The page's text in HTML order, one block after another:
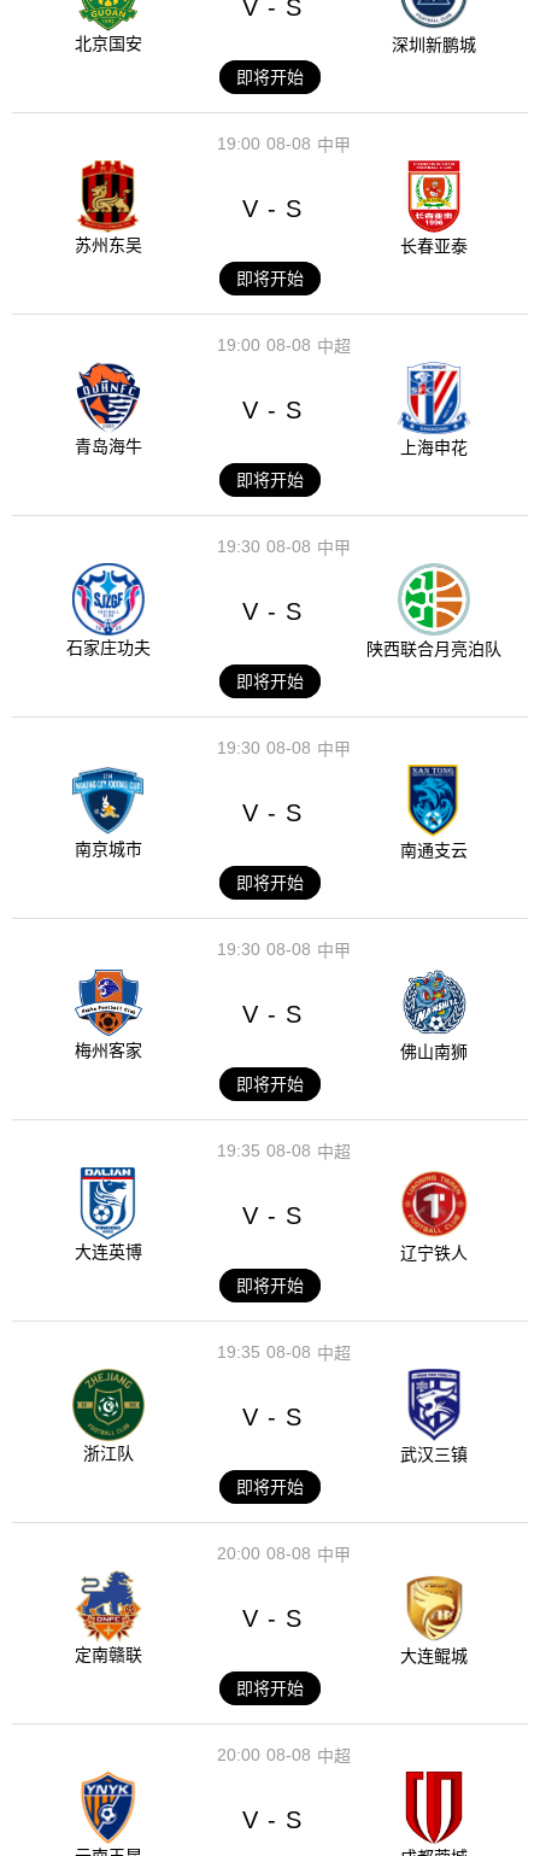
北京国安
V - S
深圳新鹏城
即将开始
08-08
19:00 中甲
苏州东吴
V - S
长春亚泰
即将开始
08-08
19:00 中超
青岛海牛
V - S
上海申花
即将开始
08-08
19:30 中甲
石家庄功夫
V - S
陕西联合月亮泊队
即将开始
08-08
19:30 中甲
南京城市
V - S
南通支云
即将开始
08-08
19:30 中甲
梅州客家
V - S
佛山南狮
即将开始
08-08
19:35 中超
大连英博
V - S
辽宁铁人
即将开始
08-08
19:35 中超
浙江队
V - S
武汉三镇
即将开始
08-08
20:00 中甲
定南赣联
V - S
大连鲲城
即将开始
08-08
20:00 中超
V - S